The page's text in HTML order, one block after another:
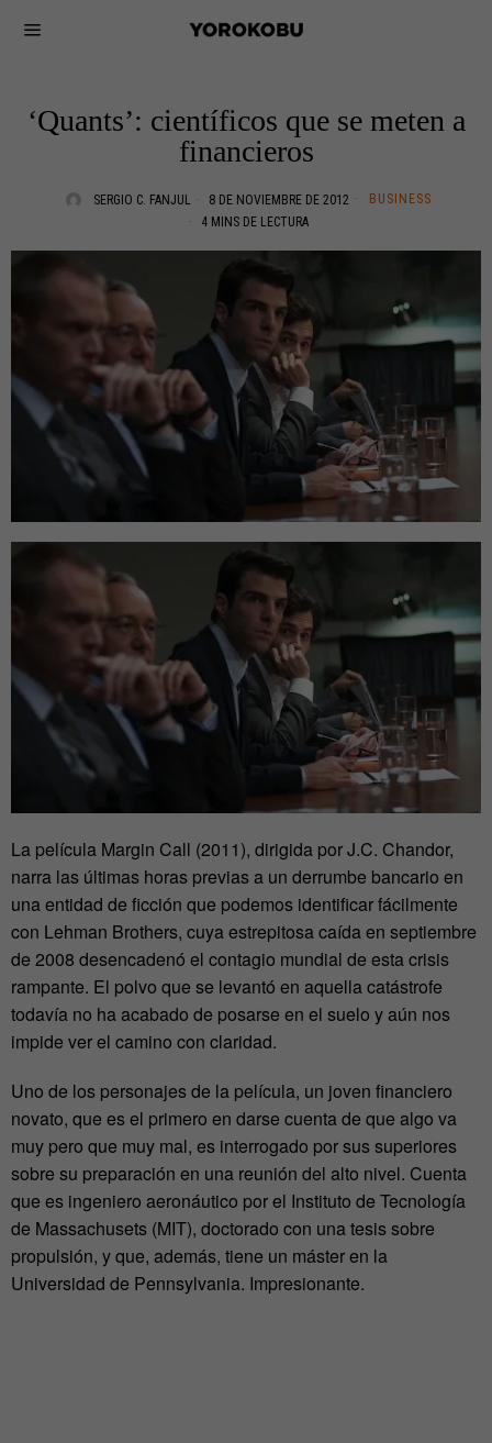
‘Quants’: científicos que se meten a
financieros
SERGIO C. FANJUL 8 DE NOVIEMBRE DE 2012
BUSINESS
4 MINS DE LECTURA
La película Margin Call (2011), dirigida por J.C. Chandor,
narra las últimas horas previas a un derrumbe bancario en
una entidad de ficción que podemos identificar fácilmente
con Lehman Brothers, cuya estrepitosa caída en septiembre
de 2008 desencadenó el contagio mundial de esta crisis
rampante. El polvo que se levantó en aquella catástrofe
todavía no ha acabado de posarse en el suelo y aún nos
impide ver el camino con claridad.
Uno de los personajes de la película, un joven financiero
novato, que es el primero en darse cuenta de que algo va
muy pero que muy mal, es interrogado por sus superiores
sobre su preparación en una reunión del alto nivel. Cuenta
que es ingeniero aeronáutico por el Instituto de Tecnología
de Massachusets (MIT), doctorado con una tesis sobre
propulsión, y que, además, tiene un máster en la
Universidad de Pennsylvania. Impresionante.